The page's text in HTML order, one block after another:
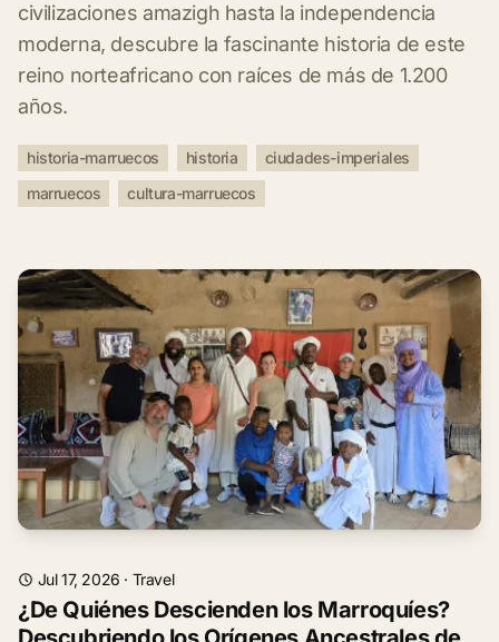
civilizaciones amazigh hasta la independencia
moderna, descubre la fascinante historia de este
reino norteafricano con raíces de más de 1.200
años.
historia-marruecos historia
ciudades-imperiales
marruecos
cultura-marruecos
Jul 17, 2026 · Travel
¿De Quiénes Descienden los Marroquíes?